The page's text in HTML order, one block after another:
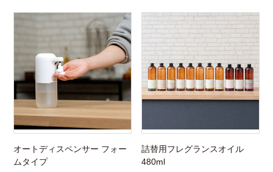
オートディスペンサー フォー
ムタイプ
詰替用フレグランスオイル
480ml